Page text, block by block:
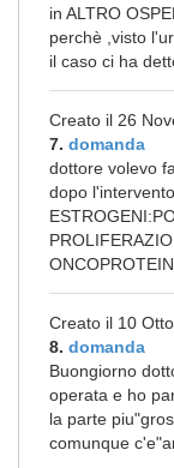
in ALTRO
perchè ,visto
il caso ci ha
Creato il 26
7. domanda
dottore volevo
dopo
Creato il 10
8. domanda
Buongiorno
operata e ho
la parte
comunque